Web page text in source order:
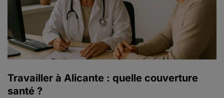
Travailler à Alicante : quelle couverture
santé ?